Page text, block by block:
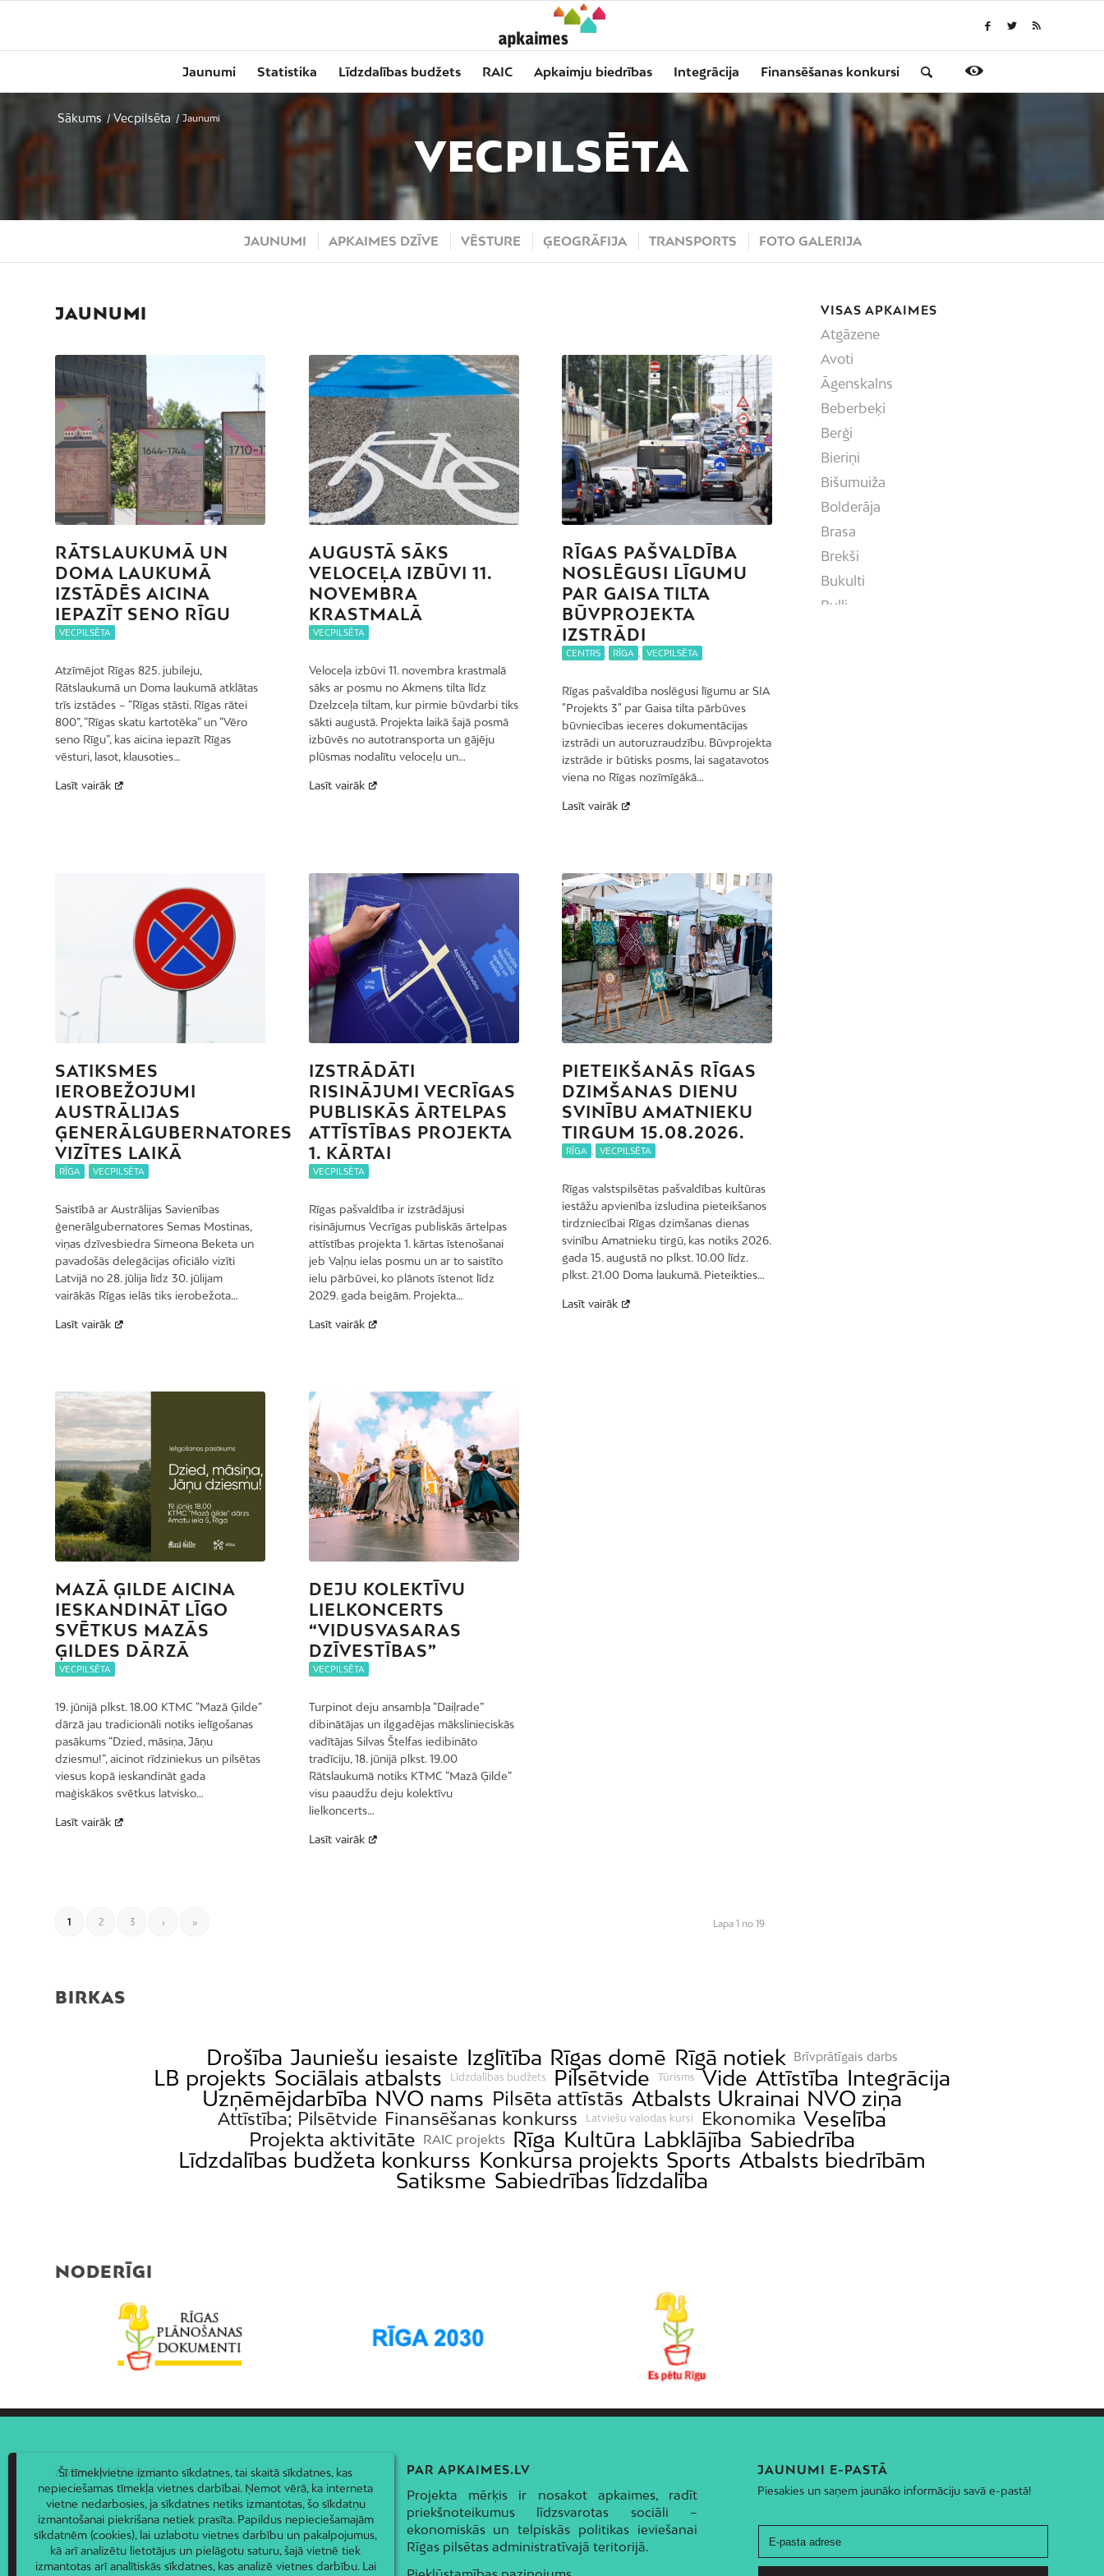
Jaunumi Statistika Līdzdalības budžets RAIC Apkaimju biedrības Integrācija Finansēšanas konkursi
Sākums / Vecpilsēta / Jaunumi
VECPILSĒTA
JAUNUMI APKAIMES DZĪVE VĒSTURE ĢEOGRĀFIJA TRANSPORTS FOTO GALERIJA
JAUNUMI
RĀTSLAUKUMĀ UN
DOMA LAUKUMĀ
IZSTĀDĒS AICINA
IEPAZĪT SENO RĪGU
VECPILSĒTA
Atzīmējot Rīgas 825. jubileju,
Rātslaukumā un Doma laukumā atklātas
trīs izstādes – “Rīgas stāsti. Rīgas rātei
800”, “Rīgas skatu kartotēka” un “Vēro
seno Rīgu”, kas aicina iepazīt Rīgas
vēsturi, lasot, klausoties…
Lasīt vairāk
AUGUSTĀ SĀKS
VELOCEĻA IZBŪVI 11.
NOVEMBRA
KRASTMALĀ
VECPILSĒTA
Veloceļa izbūvi 11. novembra krastmalā
sāks ar posmu no Akmens tilta līdz
Dzelzceļa tiltam, kur pirmie būvdarbi tiks
sākti augustā. Projekta laikā šajā posmā
izbūvēs no autotransporta un gājēju
plūsmas nodalītu veloceļu un…
Lasīt vairāk
RĪGAS PAŠVALDĪBA
NOSLĒGUSI LĪGUMU
PAR GAISA TILTA
BŪVPROJEKTA
IZSTRĀDI
CENTRS RĪGA VECPILSĒTA
Rīgas pašvaldība noslēgusi līgumu ar SIA
"Projekts 3" par Gaisa tilta pārbūves
būvniecības ieceres dokumentācijas
izstrādi un autoruzraudzību. Būvprojekta
izstrāde ir būtisks posms, lai sagatavotos
viena no Rīgas nozīmīgākā…
Lasīt vairāk
SATIKSMES
IEROBEŽOJUMI
AUSTRĀLIJAS
ĢENERĀLGUBERNATORES
VIZĪTES LAIKĀ
RĪGA VECPILSĒTA
Saistībā ar Austrālijas Savienības
ģenerālgubernatores Semas Mostinas,
viņas dzīvesbiedra Simeona Beketa un
pavadošās delegācijas oficiālo vizīti
Latvijā no 28. jūlija līdz 30. jūlijam
vairākās Rīgas ielās tiks ierobežota…
Lasīt vairāk
IZSTRĀDĀTI
RISINĀJUMI VECRĪGAS
PUBLISKĀS ĀRTELPAS
ATTĪSTĪBAS PROJEKTA
1. KĀRTAI
VECPILSĒTA
Rīgas pašvaldība ir izstrādājusi
risinājumus Vecrīgas publiskās ārtelpas
attīstības projekta 1. kārtas īstenošanai
jeb Vaļņu ielas posmu un ar to saistīto
ielu pārbūvei, ko plānots īstenot līdz
2029. gada beigām. Projekta…
Lasīt vairāk
PIETEIKŠANĀS RĪGAS
DZIMŠANAS DIENU
SVINĪBU AMATNIEKU
TIRGUM 15.08.2026.
RĪGA VECPILSĒTA
Rīgas valstspilsētas pašvaldības kultūras
iestāžu apvienība izsludina pieteikšanos
tirdzniecībai Rīgas dzimšanas dienas
svinību Amatnieku tirgū, kas notiks 2026.
gada 15. augustā no plkst. 10.00 līdz.
plkst. 21.00 Doma laukumā. Pieteikties…
Lasīt vairāk
MAZĀ ĢILDE AICINA
IESKANDINĀT LĪGO
SVĒTKUS MAZĀS
ĢILDES DĀRZĀ
VECPILSĒTA
19. jūnijā plkst. 18.00 KTMC “Mazā Ģilde”
dārzā jau tradicionāli notiks ielīgošanas
pasākums “Dzied, māsiņa, Jāņu
dziesmu!”, aicinot rīdziniekus un pilsētas
viesus kopā ieskandināt gada
maģiskākos svētkus latvisko…
Lasīt vairāk
DEJU KOLEKTĪVU
LIELKONCERTS
“VIDUSVASARAS
DZĪVESTĪBAS”
VECPILSĒTA
Turpinot deju ansambļa “Daiļrade”
dibinātājas un ilggadējas mākslinieciskās
vadītājas Silvas Štelfas iedibināto
tradīciju, 18. jūnijā plkst. 19.00
Rātslaukumā notiks KTMC “Mazā Ģilde”
visu paaudžu deju kolektīvu
lielkoncerts…
Lasīt vairāk
Lapa 1 no 19
1 2 3 › »
VISAS APKAIMES
Atgāzene
Avoti
Āgenskalns
Beberbeķi
Berģi
Bieriņi
Bišumuiža
Bolderāja
Brasa
Brekši
Bukulti
Buļļi
BIRKAS
Drošība Jauniešu iesaiste Izglītība Rīgas domē Rīgā notiek Brīvprātīgais darbs
LB projekts Sociālais atbalsts Līdzdalības budžets Pilsētvide Tūrisms Vide Attīstība Integrācija
Uzņēmējdarbība NVO nams Pilsēta attīstās Atbalsts Ukrainai NVO ziņa
Attīstība; Pilsētvide Finansēšanas konkurss Latviešu valodas kursi Ekonomika Veselība
Projekta aktivitāte RAIC projekts Rīga Kultūra Labklājība Sabiedrība
Līdzdalības budžeta konkurss Konkursa projekts Sports Atbalsts biedrībām
Satiksme Sabiedrības līdzdalība
NODERĪGI
apkaimes@riga.lv PAR APKAIMES.LV
Projekta mērķis ir nosakot apkaimes, radīt
priekšnoteikumus līdzsvarotas sociāli –
ekonomiskās un telpiskās politikas ieviešanai
Rīgas pilsētas administratīvajā teritorijā.
JAUNUMI E-PASTĀ
Piesakies un saņem jaunāko informāciju savā e-pastā!
Šī tīmekļvietne izmanto sīkdatnes, tai skaitā sīkdatnes, kas
nepieciešamas tīmekļa vietnes darbībai. Ņemot vērā, ka interneta
vietne nedarbosies, ja sīkdatnes netiks izmantotas, šo sīkdatņu
izmantošanai piekrišana netiek prasīta. Papildus nepieciešamajām
sīkdatnēm (cookies), lai uzlabotu vietnes darbību un pakalpojumus,
kā arī analizētu lietotājus un pielāgotu saturu, šajā vietnē tiek
izmantotas arī analītiskās sīkdatnes, kas analizē vietnes darbību. Lai